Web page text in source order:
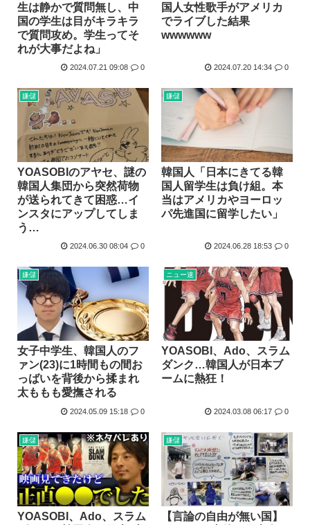
生は静かで質問無し、中
国の学生は目がキラキラ
で質問攻め。学生ってそ
れが大事だよね」
2024.07.21 09:08 0
国人女性歌手がアメリカ
でライブした結果
wwwwww
2024.07.20 14:34 0
嫌儲
YOASOBIのアヤセ、謎の
韓国人集団から突然荷物
が送られてきて困惑…イ
ンスタにアップしてしま
う…
2024.06.30 08:04 0
嫌儲
韓国人「日本にきてる韓
国人留学生は負け組。本
当はアメリカやヨーロッ
パ先進国に留学したい」
2024.06.28 18:53 0
嫌儲
女子中学生、韓国人のフ
ァン(23)に1時間もの間お
っばいを背後から揉まれ
太ももも愛撫される
2024.05.09 15:18 0
ニュー速
YOASOBI、Ado、スラム
ダンク…韓国人が日本ブ
ームに熱狂！
2024.03.08 06:17 0
嫌儲
YOASOBI、Ado、スラム
嫌儲
【言論の自由が無い国】